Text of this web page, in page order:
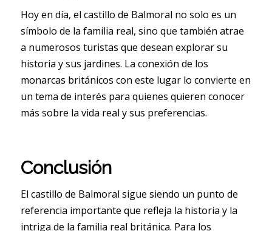
Hoy en día, el castillo de Balmoral no solo es un
símbolo de la familia real, sino que también atrae
a numerosos turistas que desean explorar su
historia y sus jardines. La conexión de los
monarcas británicos con este lugar lo convierte en
un tema de interés para quienes quieren conocer
más sobre la vida real y sus preferencias.
Conclusión
El castillo de Balmoral sigue siendo un punto de
referencia importante que refleja la historia y la
intriga de la familia real británica. Para los